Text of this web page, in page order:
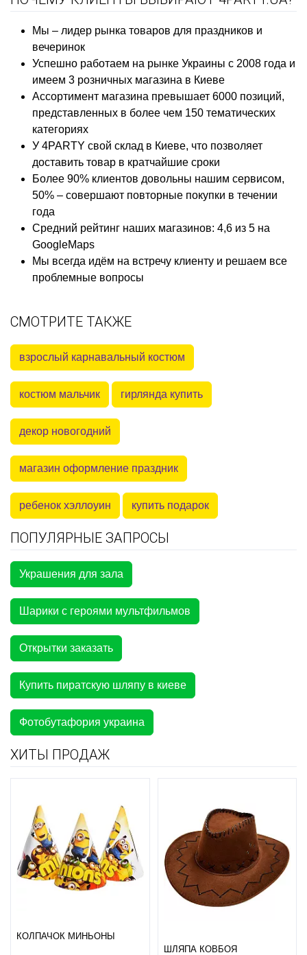
Мы – лидер рынка товаров для праздников и
вечеринок
Успешно работаем на рынке Украины с 2008 года и
имеем 3 розничных магазина в Киеве
Ассортимент магазина превышает 6000 позиций,
представленных в более чем 150 тематических
категориях
У 4PARTY свой склад в Киеве, что позволяет
доставить товар в кратчайшие сроки
Более 90% клиентов довольны нашим сервисом,
50% – совершают повторные покупки в течении
года
Средний рейтинг наших магазинов: 4,6 из 5 на
GoogleMaps
Мы всегда идём на встречу клиенту и решаем все
проблемные вопросы
СМОТРИТЕ ТАКЖЕ
взрослый карнавальный костюм
костюм мальчик гирлянда купить
декор новогодний
магазин оформление праздник
ребенок хэллоуин купить подарок
ПОПУЛЯРНЫЕ ЗАПРОСЫ
Украшения для зала
Шарики с героями мультфильмов
Открытки заказать
Купить пиратскую шляпу в киеве
Фотобутафория украина
ХИТЫ ПРОДАЖ
КОЛПАЧОК МИНЬОНЫ
ШЛЯПА КОВБОЯ